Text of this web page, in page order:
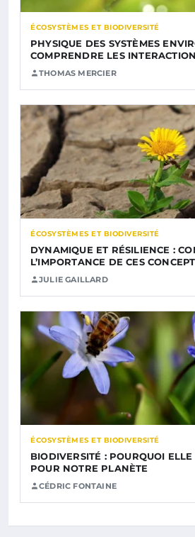
ÉCOSYSTÈMES ET BIODIVERSITÉ
PHYSIQUE DES SYSTÈMES
COMPRENDRE LES
THOMAS MERCIER
ÉCOSYSTÈMES ET BIODIVERSITÉ
DYNAMIQUE ET RÉSILIENCE :
L’IMPORTANCE DE CES
JULIE GAILLARD
ÉCOSYSTÈMES ET BIODIVERSITÉ
BIODIVERSITÉ : POURQUOI ELLE
POUR NOTRE PLANÈTE
CÉDRIC FONTAINE